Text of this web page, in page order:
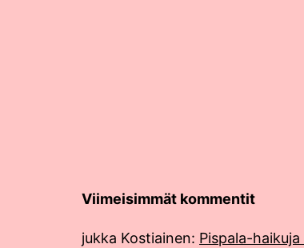
Viimeisimmät kommentit
jukka Kostiainen: Pispala-